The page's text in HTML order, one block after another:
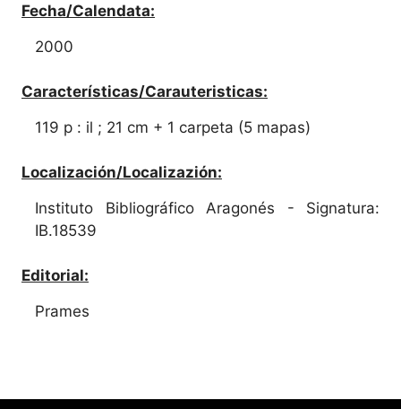
Fecha/Calendata:
2000
Características/Carauteristicas:
119 p : il ; 21 cm + 1 carpeta (5 mapas)
Localización/Localizazión:
Instituto Bibliográfico Aragonés - Signatura:
IB.18539
Editorial:
Prames